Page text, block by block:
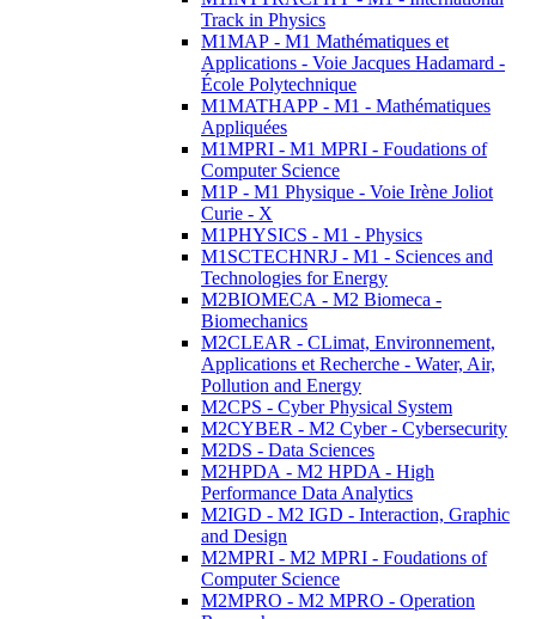
Track in Physics
M1MAP - M1 Mathématiques et
Applications - Voie Jacques Hadamard -
École Polytechnique
M1MATHAPP - M1 - Mathématiques
Appliquées
M1MPRI - M1 MPRI - Foudations of
Computer Science
M1P - M1 Physique - Voie Irène Joliot
Curie - X
M1PHYSICS - M1 - Physics
M1SCTECHNRJ - M1 - Sciences and
Technologies for Energy
M2BIOMECA - M2 Biomeca -
Biomechanics
M2CLEAR - CLimat, Environnement,
Applications et Recherche - Water, Air,
Pollution and Energy
M2CPS - Cyber Physical System
M2CYBER - M2 Cyber - Cybersecurity
M2DS - Data Sciences
M2HPDA - M2 HPDA - High
Performance Data Analytics
M2IGD - M2 IGD - Interaction, Graphic
and Design
M2MPRI - M2 MPRI - Foudations of
Computer Science
M2MPRO - M2 MPRO - Operation